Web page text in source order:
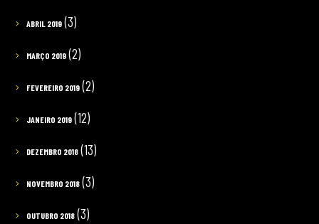
ABRIL 2019(3)
MARÇO 2019(2)
FEVEREIRO 2019(2)
JANEIRO 2019(12)
DEZEMBRO 2018(13)
NOVEMBRO 2018(3)
OUTUBRO 2018(3)